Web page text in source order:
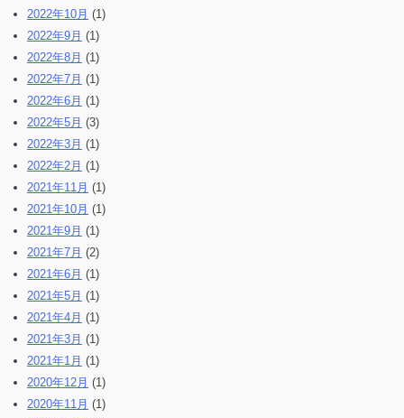
2022年10月 (1)
2022年9月 (1)
2022年8月 (1)
2022年7月 (1)
2022年6月 (1)
2022年5月 (3)
2022年3月 (1)
2022年2月 (1)
2021年11月 (1)
2021年10月 (1)
2021年9月 (1)
2021年7月 (2)
2021年6月 (1)
2021年5月 (1)
2021年4月 (1)
2021年3月 (1)
2021年1月 (1)
2020年12月 (1)
2020年11月 (1)